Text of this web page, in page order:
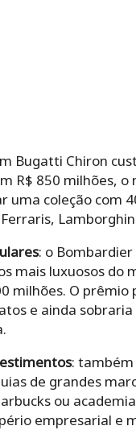
Bugatti Chiron
R$ 850 milhões,
uma coleção com
: o
mais luxuosos do
milhões. O
e ainda
: também
de grandes
ou
empresarial e